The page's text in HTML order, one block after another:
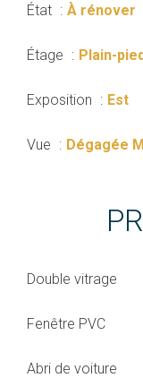
État À rénover
Étage Plain-
Exposition Est
Vue Dégagée
Double vitrage
Fenêtre PVC
Abri de voiture